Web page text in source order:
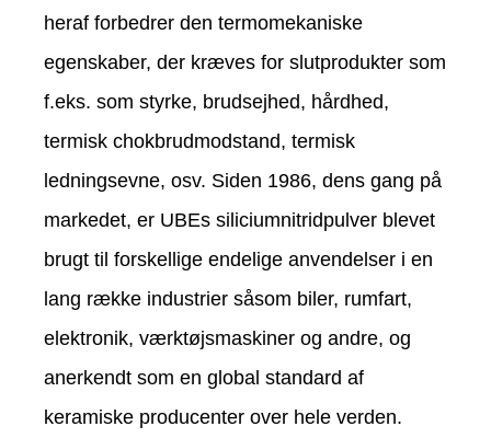
heraf forbedrer den termomekaniske
egenskaber, der kræves for slutprodukter som
f.eks. som styrke, brudsejhed, hårdhed,
termisk chokbrudmodstand, termisk
ledningsevne, osv. Siden 1986, dens gang på
markedet, er UBEs siliciumnitridpulver blevet
brugt til forskellige endelige anvendelser i en
lang række industrier såsom biler, rumfart,
elektronik, værktøjsmaskiner og andre, og
anerkendt som en global standard af
keramiske producenter over hele verden.